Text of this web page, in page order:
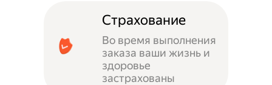
Страхование
Во время выполнения
заказа ваши жизнь и
здоровье
застрахованы